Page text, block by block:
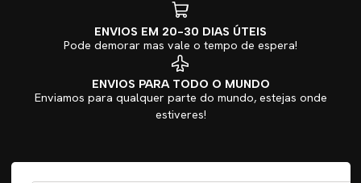
ENVIOS EM 20-30 DIAS ÚTEIS
Pode demorar mas vale o tempo de espera!
ENVIOS PARA TODO O MUNDO
Enviamos para qualquer parte do mundo, estejas onde
estiveres!